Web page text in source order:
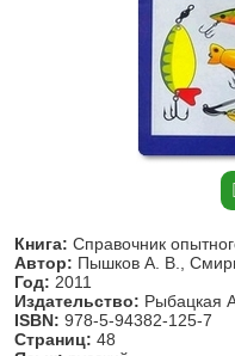
Книга: Справочник
Автор: Пышков А. В.,
Год: 2011
Издательство: Рыбацкая
ISBN: 978-5-94382-125-7
Страниц: 48